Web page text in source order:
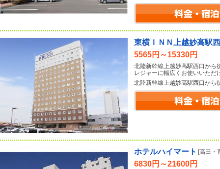
東横ＩＮＮ上越妙高駅
5565円～15330円
北陸新幹線上越妙高駅西口から
レジャーに幅広くお使いいただ
北陸新幹線上越妙高駅西口から
ホテルハイマート [高田・
6830円～21600円